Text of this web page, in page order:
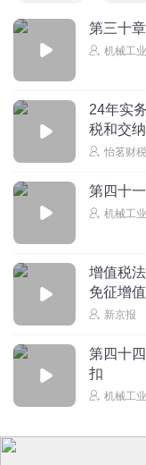
第三十
机械工
24年实
税和交
怡茗财税
第四十
机械工
增值税
免征增
新京报
第四十
扣
机械工